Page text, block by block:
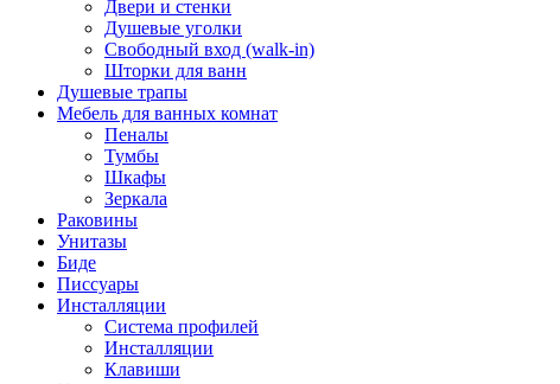
Двери и стенки
Душевые уголки
Свободный вход (walk-in)
Шторки для ванн
Душевые трапы
Мебель для ванных комнат
Пеналы
Тумбы
Шкафы
Зеркала
Раковины
Унитазы
Биде
Писсуары
Инсталляции
Система профилей
Инсталляции
Клавиши